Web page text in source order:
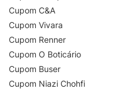
Cupom C&A
Cupom Vivara
Cupom Renner
Cupom O Boticário
Cupom Buser
Cupom Niazi Chohfi